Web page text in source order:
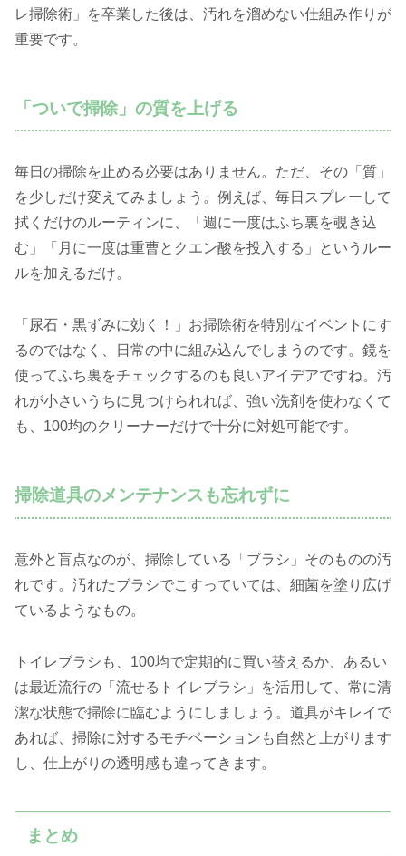
レ掃除術」を卒業した後は、汚れを溜めない仕組み作りが
重要です。
「ついで掃除」の質を上げる
毎日の掃除を止める必要はありません。ただ、その「質」
を少しだけ変えてみましょう。例えば、毎日スプレーして
拭くだけのルーティンに、「週に一度はふち裏を覗き込
む」「月に一度は重曹とクエン酸を投入する」というルー
ルを加えるだけ。
「尿石・黒ずみに効く！」お掃除術を特別なイベントにす
るのではなく、日常の中に組み込んでしまうのです。鏡を
使ってふち裏をチェックするのも良いアイデアですね。汚
れが小さいうちに見つけられれば、強い洗剤を使わなくて
も、100均のクリーナーだけで十分に対処可能です。
掃除道具のメンテナンスも忘れずに
意外と盲点なのが、掃除している「ブラシ」そのものの汚
れです。汚れたブラシでこすっていては、細菌を塗り広げ
ているようなもの。
トイレブラシも、100均で定期的に買い替えるか、あるい
は最近流行の「流せるトイレブラシ」を活用して、常に清
潔な状態で掃除に臨むようにしましょう。道具がキレイで
あれば、掃除に対するモチベーションも自然と上がります
し、仕上がりの透明感も違ってきます。
まとめ